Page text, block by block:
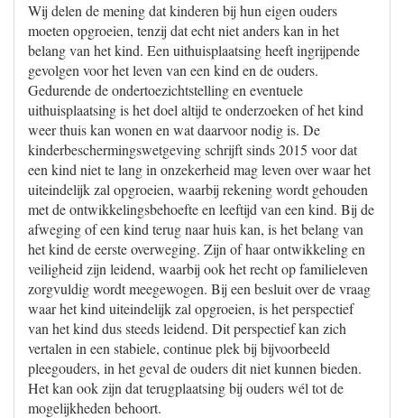
Wij delen de mening dat kinderen bij hun eigen ouders
moeten opgroeien, tenzij dat echt niet anders kan in het
belang van het kind. Een uithuisplaatsing heeft ingrijpende
gevolgen voor het leven van een kind en de ouders.
Gedurende de ondertoezichtstelling en eventuele
uithuisplaatsing is het doel altijd te onderzoeken of het kind
weer thuis kan wonen en wat daarvoor nodig is. De
kinderbeschermingswetgeving schrijft sinds 2015 voor dat
een kind niet te lang in onzekerheid mag leven over waar het
uiteindelijk zal opgroeien, waarbij rekening wordt gehouden
met de ontwikkelingsbehoefte en leeftijd van een kind. Bij de
afweging of een kind terug naar huis kan, is het belang van
het kind de eerste overweging. Zijn of haar ontwikkeling en
veiligheid zijn leidend, waarbij ook het recht op familieleven
zorgvuldig wordt meegewogen. Bij een besluit over de vraag
waar het kind uiteindelijk zal opgroeien, is het perspectief
van het kind dus steeds leidend. Dit perspectief kan zich
vertalen in een stabiele, continue plek bij bijvoorbeeld
pleegouders, in het geval de ouders dit niet kunnen bieden.
Het kan ook zijn dat terugplaatsing bij ouders wél tot de
mogelijkheden behoort.